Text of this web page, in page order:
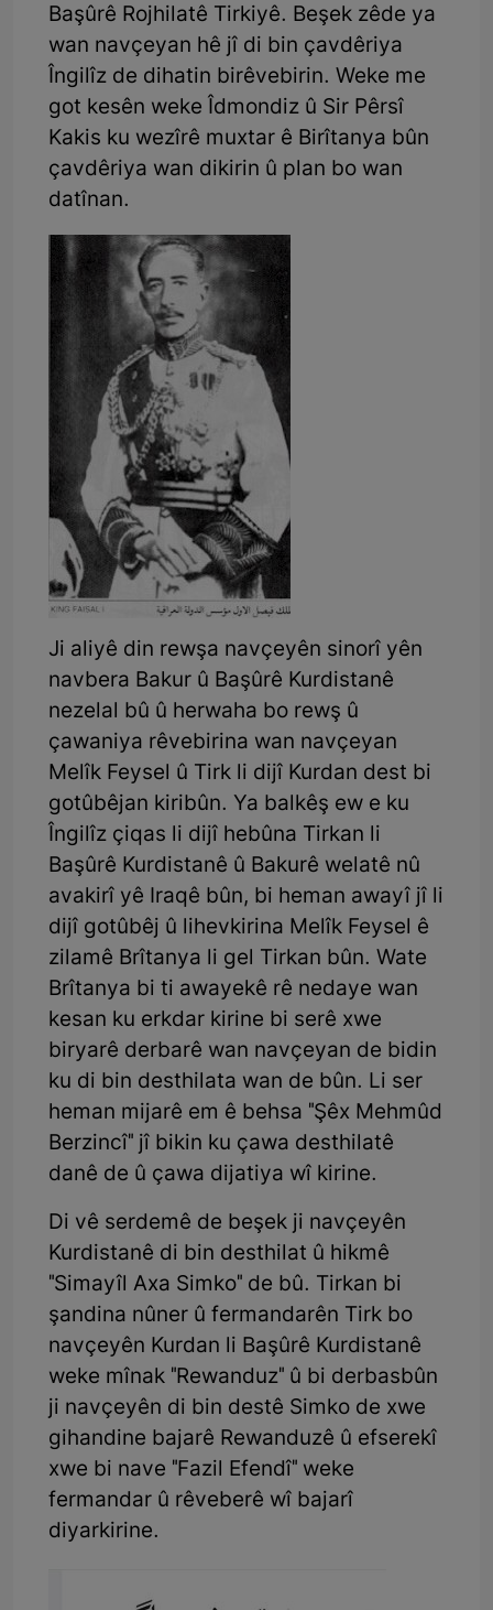
Başûrê Rojhilatê Tirkiyê. Beşek zêde ya
wan navçeyan hê jî di bin çavdêriya
Îngilîz de dihatin birêvebirin. Weke me
got kesên weke Îdmondiz û Sir Pêrsî
Kakis ku wezîrê muxtar ê Birîtanya bûn
çavdêriya wan dikirin û plan bo wan
datînan.
Ji aliyê din rewşa navçeyên sinorî yên
navbera Bakur û Başûrê Kurdistanê
nezelal bû û herwaha bo rewş û
çawaniya rêvebirina wan navçeyan
Melîk Feysel û Tirk li dijî Kurdan dest bi
gotûbêjan kiribûn. Ya balkêş ew e ku
Îngilîz çiqas li dijî hebûna Tirkan li
Başûrê Kurdistanê û Bakurê welatê nû
avakirî yê Iraqê bûn, bi heman awayî jî li
dijî gotûbêj û lihevkirina Melîk Feysel ê
zilamê Brîtanya li gel Tirkan bûn. Wate
Brîtanya bi ti awayekê rê nedaye wan
kesan ku erkdar kirine bi serê xwe
biryarê derbarê wan navçeyan de bidin
ku di bin desthilata wan de bûn. Li ser
heman mijarê em ê behsa "Şêx Mehmûd
Berzincî" jî bikin ku çawa desthilatê
danê de û çawa dijatiya wî kirine.
Di vê serdemê de beşek ji navçeyên
Kurdistanê di bin desthilat û hikmê
"Simayîl Axa Simko" de bû. Tirkan bi
şandina nûner û fermandarên Tirk bo
navçeyên Kurdan li Başûrê Kurdistanê
weke mînak "Rewanduz" û bi derbasbûn
ji navçeyên di bin destê Simko de xwe
gihandine bajarê Rewanduzê û efserekî
xwe bi nave "Fazil Efendî" weke
fermandar û rêveberê wî bajarî
diyarkirine.